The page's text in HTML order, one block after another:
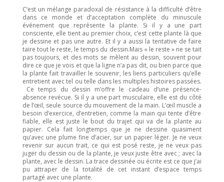
C’est un mélange paradoxal de résistance à la difficulté d’être
dans ce monde et d’acceptation complète du minuscule
événement que représente la plante. Si il y a une part
consciente, elle tient au premier choix, c’est cette plante là que
je dessine et pas une autre. Et il y a aussi la tentative de faire
taire toutle reste, le temps du dessin.Mais « le reste » ne se tait
pas toujours, et des mots se mêlent au dessin, souvent pour
dire ce que je vois et que la ligne n’a pas dit, ou bien parce que
la plante fait travailler le souvenir, les liens particuliers qu’elle
entretient avec tel ou telle dans les multiples histoires passées.
Ce temps du dessin m’offre le cadeau d’une présence-
absence revécue. Si il y a une part musculaire, elle est du côté
de l’œil, seule source du mouvement de la main. L’œil muscle a
besoin d’exercice, d’entretien, comme la main qui tente d’être
fiable, elle est juste le bout du trajet qui va de la plante au
papier. Cela fait longtemps que je ne dessine quasiment
qu’avec une plume fine d’acier, sur un papier léger. Je neveux
revenir sur aucun trait, ce qui est posé reste, je ne veux pas
juger du dessin ou de la plante, je veux juste être avec ; avec la
plante, avec le dessin. La trace dessinée ou écrite est ce que j’ai
pu attraper de la totalité de cet instant d’espace temps
partagé avec une plante.